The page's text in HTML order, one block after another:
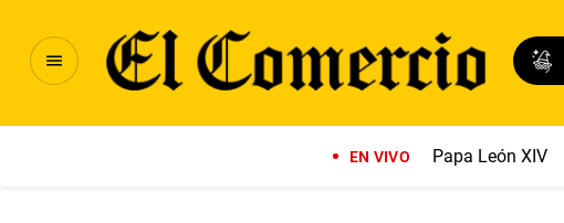
EN VIVO Papa León XIV